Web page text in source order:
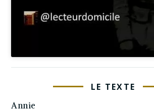
LE TEXTE
Annie